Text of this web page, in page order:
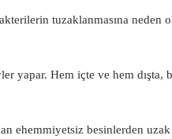
tuzaklanmasına neden
yapar. Hem içte ve hem dışta,
ehemmiyetsiz besinlerden